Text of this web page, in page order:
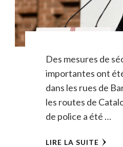
Des mesures de
importantes ont
dans les rues de
les routes de
de police a été …
LIRE LA SUITE